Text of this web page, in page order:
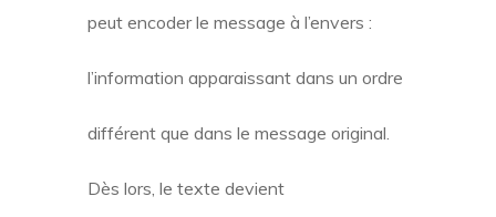
peut encoder le message à l’envers :
l’information apparaissant dans un ordre
différent que dans le message original.
Dès lors, le texte devient